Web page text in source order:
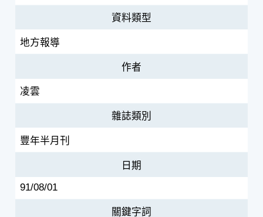
資料類型
地方報導
作者
凌雲
雜誌類別
豐年半月刊
日期
91/08/01
關鍵字詞